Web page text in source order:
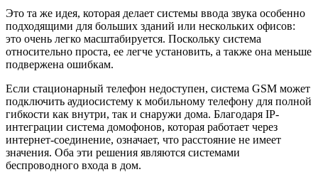
Это та же идея, которая делает системы ввода звука особенно
подходящими для больших зданий или нескольких офисов:
это очень легко масштабируется. Поскольку система
относительно проста, ее легче установить, а также она меньше
подвержена ошибкам.
Если стационарный телефон недоступен, система GSM может
подключить аудиосистему к мобильному телефону для полной
гибкости как внутри, так и снаружи дома. Благодаря IP-
интеграции система домофонов, которая работает через
интернет-соединение, означает, что расстояние не имеет
значения. Оба эти решения являются системами
беспроводного входа в дом.